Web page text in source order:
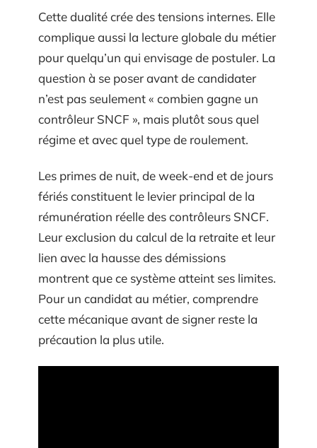
Cette dualité crée des tensions internes. Elle
complique aussi la lecture globale du métier
pour quelqu’un qui envisage de postuler. La
question à se poser avant de candidater
n’est pas seulement « combien gagne un
contrôleur SNCF », mais plutôt sous quel
régime et avec quel type de roulement.
Les primes de nuit, de week-end et de jours
fériés constituent le levier principal de la
rémunération réelle des contrôleurs SNCF.
Leur exclusion du calcul de la retraite et leur
lien avec la hausse des démissions
montrent que ce système atteint ses limites.
Pour un candidat au métier, comprendre
cette mécanique avant de signer reste la
précaution la plus utile.